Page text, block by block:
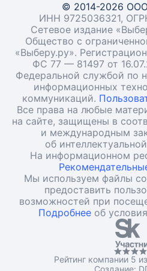
© 2014-2026
ИНН 9725036321,
Сетевое издание
Общество с
«Выберу.ру».
ФС 77 — 81497 от
Федеральной службой по
информационных
коммуникаций.
Все права на любые
на сайте, защищены в
и международным
об
На информационном
Мы используем файлы
предоставить
возможностей при
Подробнее об
Рейтинг компании 5